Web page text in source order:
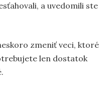
a uvedomili ste
zmeniť veci, ktoré
len dostatok